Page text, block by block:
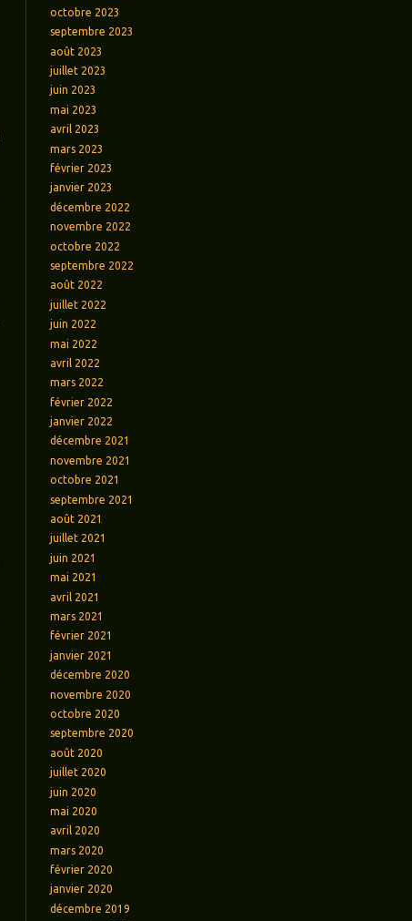
octobre 2023
septembre 2023
août 2023
juillet 2023
juin 2023
mai 2023
avril 2023
mars 2023
février 2023
janvier 2023
décembre 2022
novembre 2022
octobre 2022
septembre 2022
août 2022
juillet 2022
juin 2022
mai 2022
avril 2022
mars 2022
février 2022
janvier 2022
décembre 2021
novembre 2021
octobre 2021
septembre 2021
août 2021
juillet 2021
juin 2021
mai 2021
avril 2021
mars 2021
février 2021
janvier 2021
décembre 2020
novembre 2020
octobre 2020
septembre 2020
août 2020
juillet 2020
juin 2020
mai 2020
avril 2020
mars 2020
février 2020
janvier 2020
décembre 2019